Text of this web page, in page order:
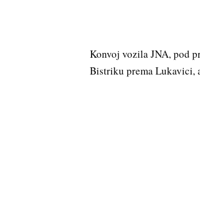
Konvoj vozila JNA, pod
Bistriku prema Lukavici,